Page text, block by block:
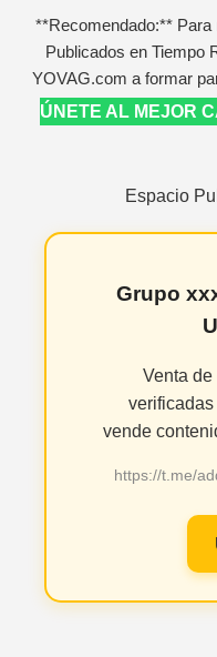
**Recomendado:**
Publicados en Tiempo
YOVAG.com a formar
ÚNETE AL MEJOR
Espacio
Grupo
Venta
vende
https://t.me/